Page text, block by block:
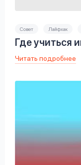
Совет Лайфхак
Где учиться
Читать подробнее